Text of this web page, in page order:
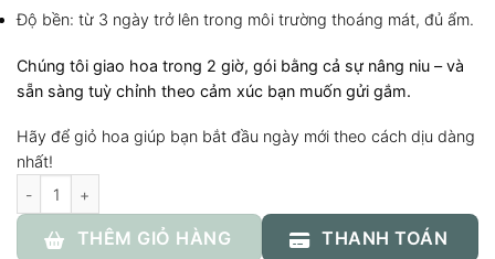
Độ bền: từ 3 ngày trở lên trong môi trường thoáng mát, đủ ẩm.
Chúng tôi giao hoa trong 2 giờ, gói bằng cả sự nâng niu – và
sẵn sàng tuỳ chỉnh theo cảm xúc bạn muốn gửi gắm.
Hãy để giỏ hoa giúp bạn bắt đầu ngày mới theo cách dịu dàng
nhất!
Số lượng
THÊM GIỎ HÀNG THANH TOÁN